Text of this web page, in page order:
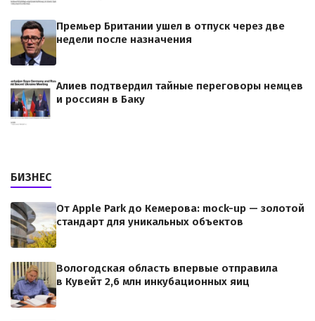
Премьер Британии ушел в отпуск через две
недели после назначения
Алиев подтвердил тайные переговоры немцев
и россиян в Баку
БИЗНЕС
От Apple Park до Кемерова: mock-up — золотой
стандарт для уникальных объектов
Вологодская область впервые отправила
в Кувейт 2,6 млн инкубационных яиц